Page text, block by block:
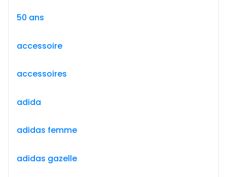
50 ans
accessoire
accessoires
adida
adidas femme
adidas gazelle